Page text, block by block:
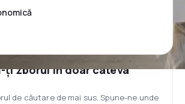
ți zborul în doar câteva
de căutare de mai sus. Spune-ne unde